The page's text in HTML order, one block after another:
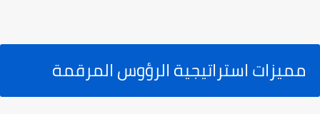
مميزات استراتيجية الرؤوس المرقمة